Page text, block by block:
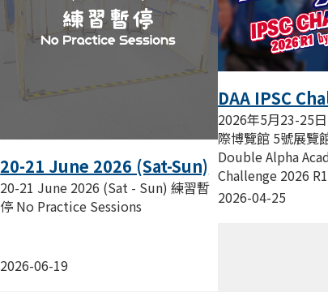
20-21 June 2026 (Sat-Sun)
練習暫停 No Practice
Sessions
2026-06-19
20-21 June 2026 (Sat - Sun) 練習暫
停 No Practice Sessions
DAA IPSC
R1 by
2026-04-25
2026年5月23-25
際博覽館 5號展覽
Double Alpha
Challenge 2026
HKSHOOTERS